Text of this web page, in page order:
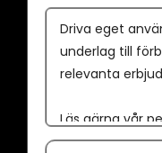
Driva eget
underlag till
relevanta
Läs gärna vår
Om du vill